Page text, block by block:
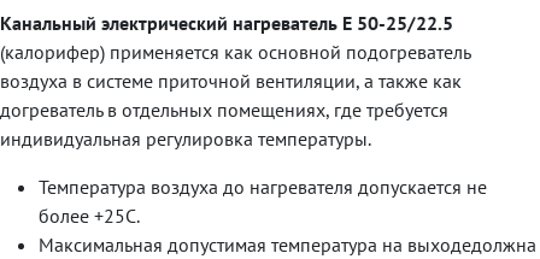
Канальный электрический нагреватель E 50-25/22.5
(калорифер) применяется как основной подогреватель
воздуха в системе приточной вентиляции, а также как
догреватель в отдельных помещениях, где требуется
индивидуальная регулировка температуры.
Температура воздуха до нагревателя допускается не
более +25С.
Максимальная допустимая температура на выходедолжна